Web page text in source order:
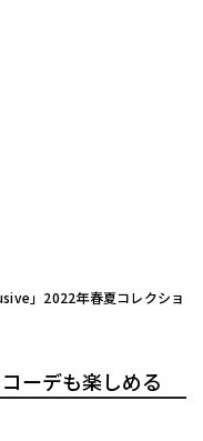
」2022年春夏コレクショ
ーデも楽しめる